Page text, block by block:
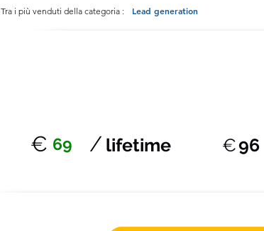
Tra i più venduti della categoria : Lead generation
€ 69 / lifetime 96
€